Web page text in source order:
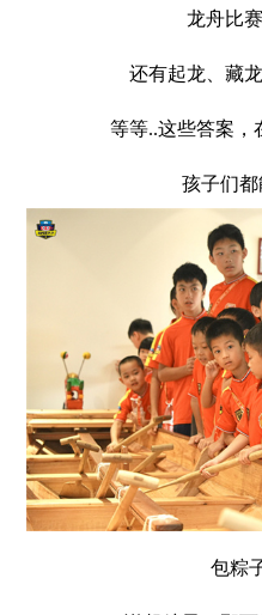
龙舟比
还有起龙、藏
等等..这些答案，
孩子们
包粽